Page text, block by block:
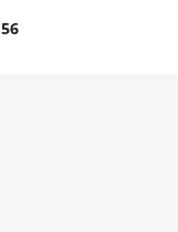
56